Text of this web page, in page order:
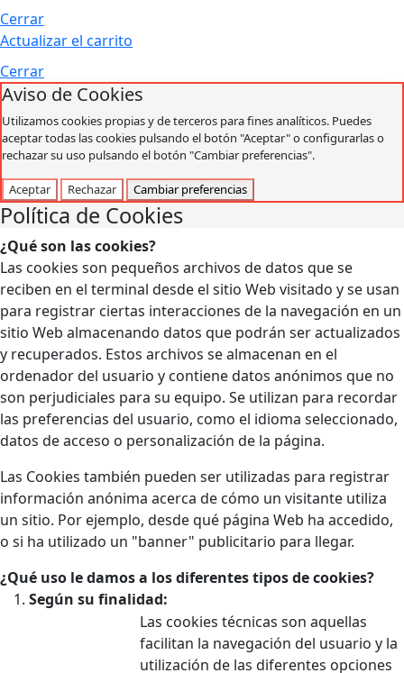
Cerrar
Actualizar el carrito
Cerrar
Aviso de Cookies
Utilizamos cookies propias y de terceros para fines analíticos. Puedes
aceptar todas las cookies pulsando el botón "Aceptar" o configurarlas o
rechazar su uso pulsando el botón "Cambiar preferencias".
Aceptar Rechazar Cambiar preferencias
Política de Cookies
¿Qué son las cookies?
Las cookies son pequeños archivos de datos que se
reciben en el terminal desde el sitio Web visitado y se usan
para registrar ciertas interacciones de la navegación en un
sitio Web almacenando datos que podrán ser actualizados
y recuperados. Estos archivos se almacenan en el
ordenador del usuario y contiene datos anónimos que no
son perjudiciales para su equipo. Se utilizan para recordar
las preferencias del usuario, como el idioma seleccionado,
datos de acceso o personalización de la página.
Las Cookies también pueden ser utilizadas para registrar
información anónima acerca de cómo un visitante utiliza
un sitio. Por ejemplo, desde qué página Web ha accedido,
o si ha utilizado un "banner" publicitario para llegar.
¿Qué uso le damos a los diferentes tipos de cookies?
Según su finalidad:
Las cookies técnicas son aquellas
facilitan la navegación del usuario y la
utilización de las diferentes opciones